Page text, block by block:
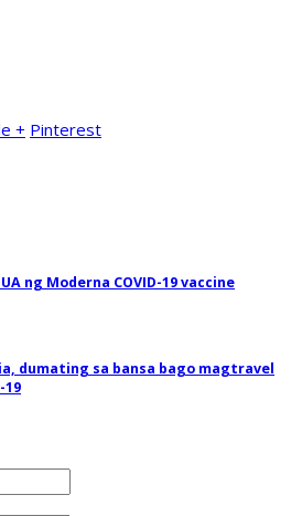
+ Pinterest
ng Moderna COVID-19 vaccine
dumating sa bansa bago magtravel
19